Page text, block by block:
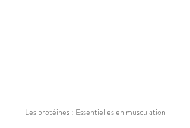
Les protéines : Essentielles en musculation